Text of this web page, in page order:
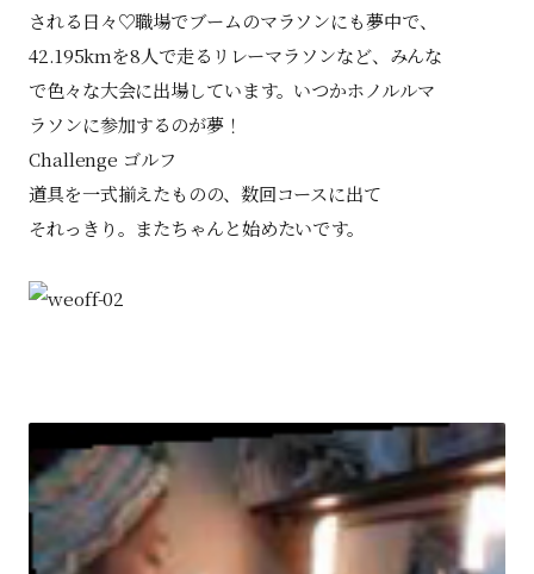
される日々♡職場でブームのマラソンにも夢中で、
42.195kmを8人で走るリレーマラソンなど、みんな
で色々な大会に出場しています。いつかホノルルマ
ラソンに参加するのが夢！
Challenge ゴルフ
道具を一式揃えたものの、数回コースに出て
それっきり。またちゃんと始めたいです。